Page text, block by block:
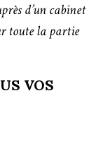
d’un cabinet
toute la partie
VOS